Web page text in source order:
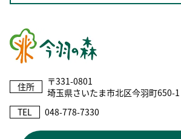
住所
〒331-0801
埼玉県さいたま市北区今羽町650-1
TEL
048-778-7330